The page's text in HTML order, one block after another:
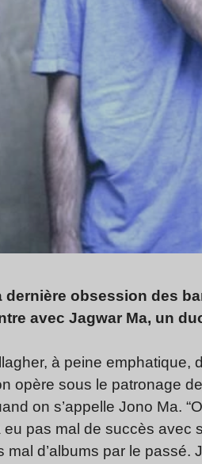
obsession des
avec Jagwar Ma, un
à peine emphatique,
opère sous le patronage
on s’appelle Jono Ma.
pas mal de succès avec
­d’albums par le passé.